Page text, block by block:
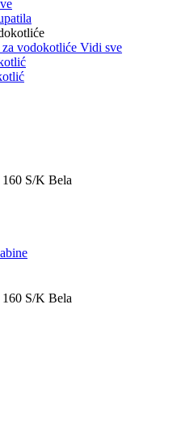
vodokotliće Vidi sve
S/K Bela
S/K Bela